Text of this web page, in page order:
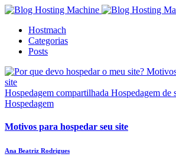
Hostmach
Categorias
Posts
Hospedagem compartilhada Hospedagem de
Hospedagem
Motivos para hospedar seu site
Ana Beatriz Rodrigues